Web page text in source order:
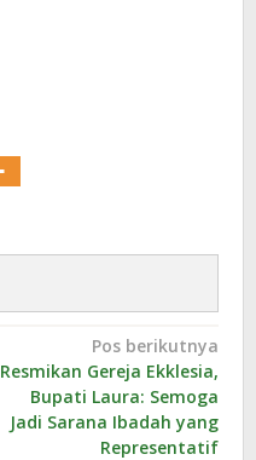
Pos berikutnya
Resmikan Gereja Ekklesia,
Bupati Laura: Semoga
Jadi Sarana Ibadah yang
Representatif